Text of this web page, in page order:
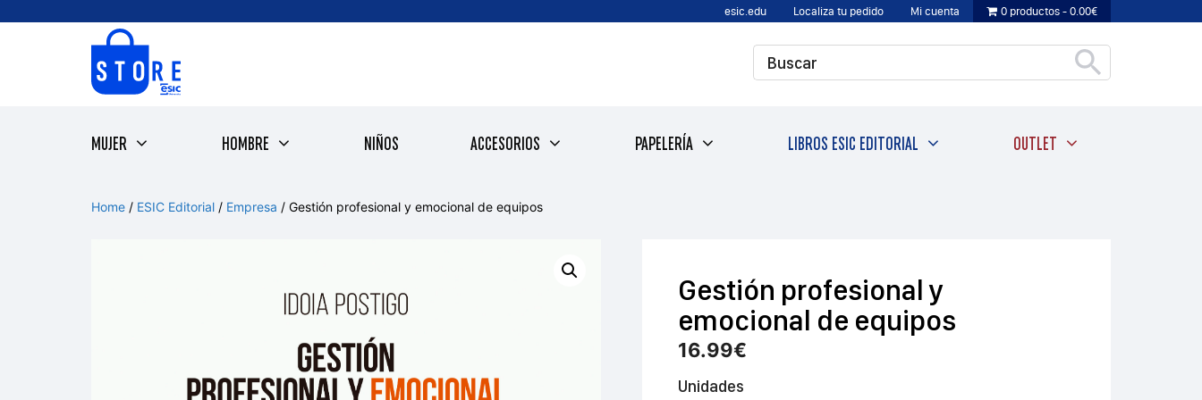
esic.edu Localiza tu pedido Mi cuenta 0 productos 0.00€
MUJER HOMBRE NIÑOS ACCESORIOS PAPELERÍA LIBROS ESIC EDITORIAL OUTLET
Home / ESIC Editorial / Empresa / Gestión profesional y emocional de equipos
Gestión profesional y
emocional de equipos
16.99€
Unidades